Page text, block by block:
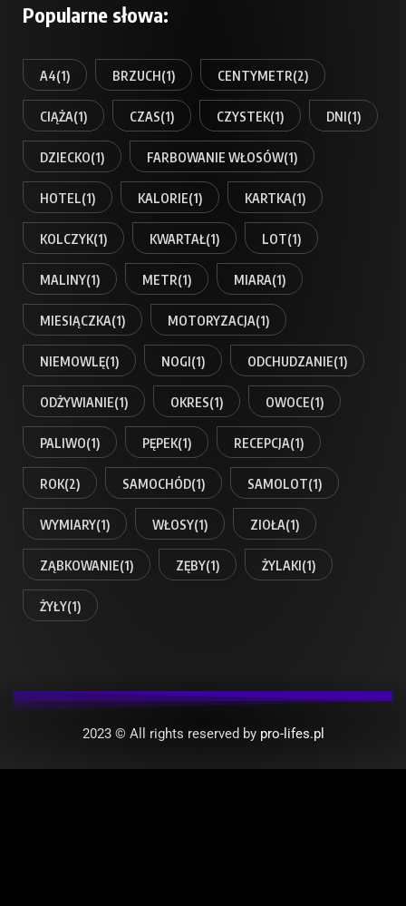
Popularne słowa:
A4(1) BRZUCH(1) CENTYMETR(2)
CIĄŻA(1) CZAS(1) CZYSTEK(1) DNI(1)
DZIECKO(1) FARBOWANIE WŁOSÓW(1)
HOTEL(1) KALORIE(1) KARTKA(1)
KOLCZYK(1) KWARTAŁ(1) LOT(1)
MALINY(1) METR(1) MIARA(1)
MIESIĄCZKA(1) MOTORYZACJA(1)
NIEMOWLĘ(1) NOGI(1) ODCHUDZANIE(1)
ODŻYWIANIE(1) OKRES(1) OWOCE(1)
PALIWO(1) PĘPEK(1) RECEPCJA(1)
ROK(2) SAMOCHÓD(1) SAMOLOT(1)
WYMIARY(1) WŁOSY(1) ZIOŁA(1)
ZĄBKOWANIE(1) ZĘBY(1) ŻYLAKI(1)
ŻYŁY(1)
2023 © All rights reserved by pro-lifes.pl